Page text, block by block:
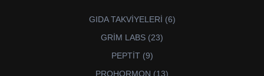
GIDA TAKVİYELERİ 66
GRİM LABS 2323
PEPTİT 99
PROHORMON 1313